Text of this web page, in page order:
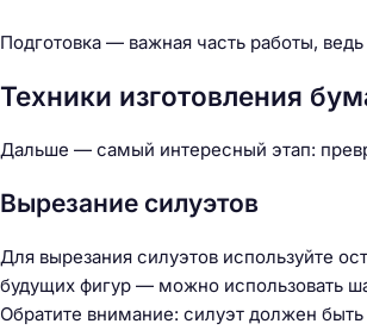
Подготовка — важная часть работы,
Техники изготовления
Дальше — самый интересный этап:
Вырезание силуэтов
Для вырезания силуэтов используйте
будущих фигур — можно использовать
Обратите внимание: силуэт должен